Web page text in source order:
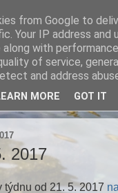
farnosti Střížov a
2017
týdnu od 21. 5. 2017
from Google to
Your IP address and
along with
of service,
and address
MORE GOT IT